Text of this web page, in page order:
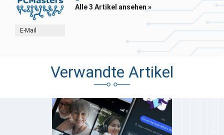
E-Mail
Alle 3 Artikel ansehen »
Verwandte Artikel